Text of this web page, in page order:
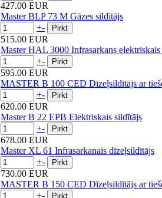
427.00 EUR
Master BLP 73 M Gāzes sildītājs
+-
515.00 EUR
Master HAL 3000 Infrasarkans
+-
595.00 EUR
MASTER B 100 CED Dīzeļsildītājs ar
+-
620.00 EUR
Master B 22 EPB Elektriskais sildītājs
+-
678.00 EUR
Master XL 61 Infrasarkanais dīzeļsildītājs
+-
730.00 EUR
MASTER B 150 CED Dīzeļsildītājs ar
+-